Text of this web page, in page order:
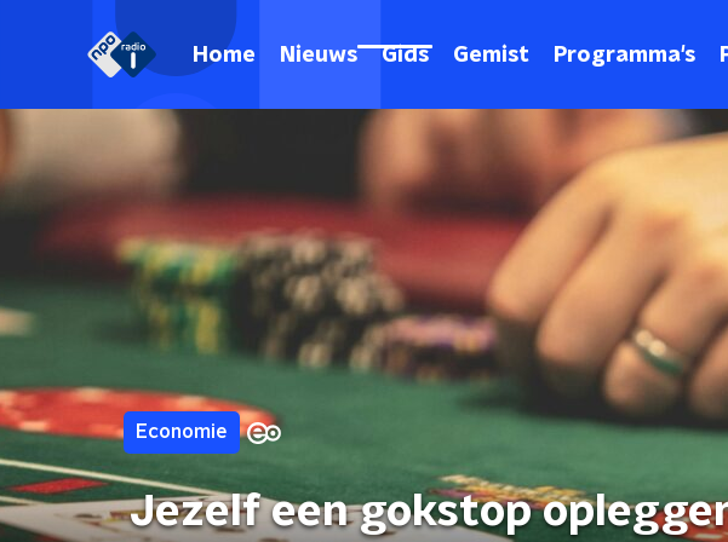
Home Nieuws Gids Gemist Programma's
Economie
Jezelf een gokstop